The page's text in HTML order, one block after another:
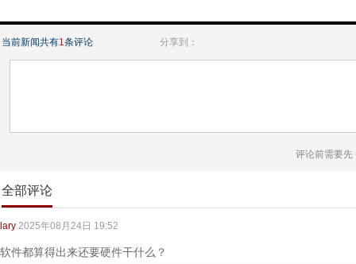
当前新闻共有1条评论 分享到：
评论前需要先
全部评论
lary 2025年08月24日 19:52
软件都算得出来还要硬件干什么？